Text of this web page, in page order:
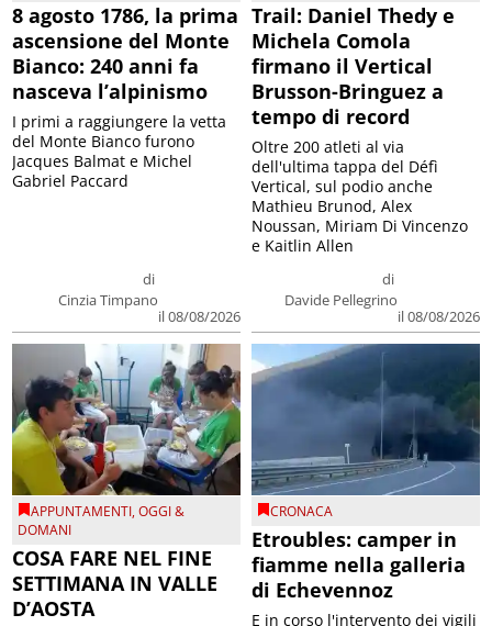
8 agosto 1786, la prima
ascensione del Monte
Bianco: 240 anni fa
nasceva l’alpinismo
di
Cinzia Timpano
il 08/08/2026
I primi a raggiungere la vetta
del Monte Bianco furono
Jacques Balmat e Michel
Gabriel Paccard
Trail: Daniel Thedy e
Michela Comola
firmano il Vertical
Brusson-Bringuez a
tempo di record
di
Davide Pellegrino
il 08/08/2026
Oltre 200 atleti al via
dell'ultima tappa del Défì
Vertical, sul podio anche
Mathieu Brunod, Alex
Noussan, Miriam Di Vincenzo
e Kaitlin Allen
APPUNTAMENTI,OGGI &
DOMANI
COSA FARE NEL FINE
SETTIMANA IN VALLE
D’AOSTA
CRONACA
Etroubles: camper in
fiamme nella galleria
di Echevennoz
E in corso l'intervento dei vigili